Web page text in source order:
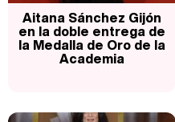
Aitana Sánchez Gijón
en la doble entrega de
la Medalla de Oro de la
Academia